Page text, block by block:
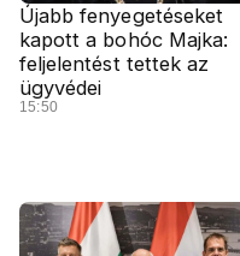
Újabb fenyegetéseket
kapott a bohóc Majka:
feljelentést tettek az
ügyvédei
15:50